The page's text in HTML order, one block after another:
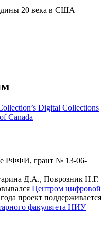
20 века в США
Digital Collections
Canada
РФФИ, грант № 13-06-
Д.А., Поврозник Н.Г.
Центром цифровой
проект поддерживается
факультета НИУ